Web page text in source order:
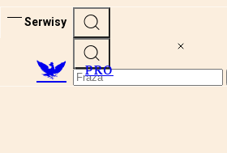
Serwisy
PRO